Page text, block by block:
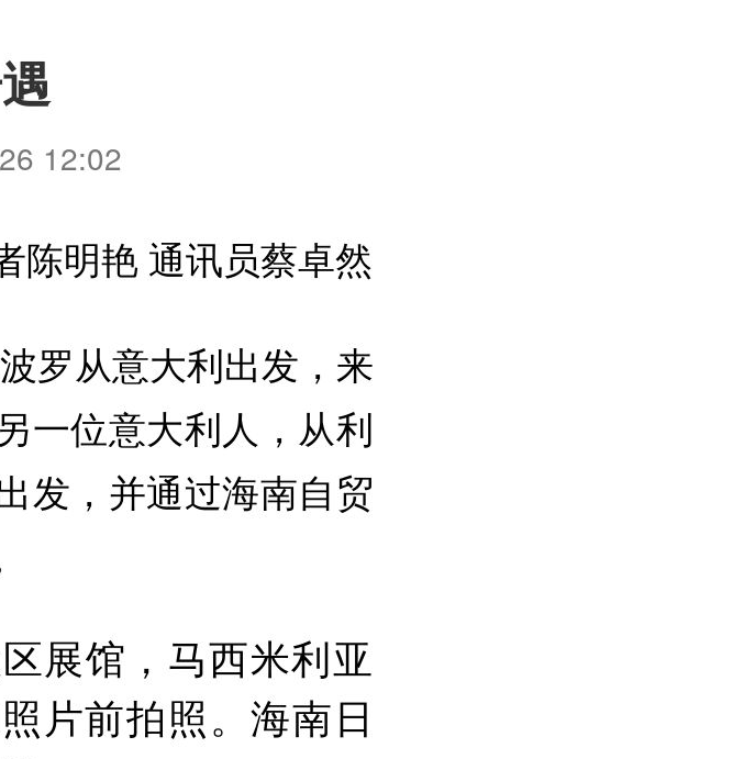
12:02
陈明艳 通讯员蔡卓然
罗从意大利出发，来
一位意大利人，从利
发，并通过海南自贸